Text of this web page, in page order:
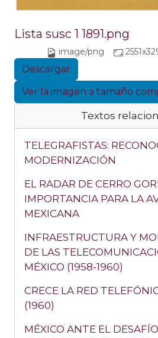
Lista susc 1 1891.png
image/png
Descargar
Ver la imagen a tamaño
Textos
TELEGRAFISTAS:
MODERNIZACIÓN
EL RADAR DE CERRO
IMPORTANCIA PARA LA
MEXICANA
INFRAESTRUCTURA Y
DE LAS
MÉXICO (1958-1960)
CRECE LA RED
(1960)
MÉXICO ANTE EL